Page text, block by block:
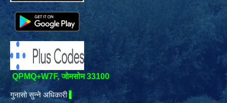
QPMQ+W7F, जोमसोम 33100
गुनासो सुन्ने अधिकारी (